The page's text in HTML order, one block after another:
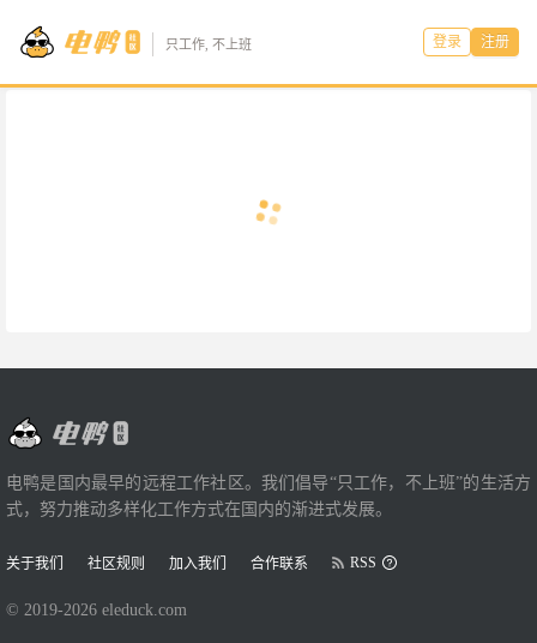
只工作, 不上班 登录 注册
电鸭是国内最早的远程工作社区。我们倡导“只工作，不上班”的生活方
式，努力推动多样化工作方式在国内的渐进式发展。
关于我们 社区规则 加入我们 合作联系 RSS
© 2019-2026 eleduck.com